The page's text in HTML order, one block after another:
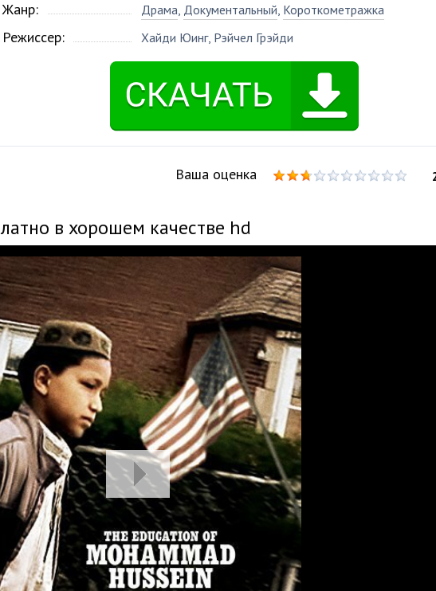
Жанр: Драма, Документальный, Короткометражка
Режиссер: Хайди Юинг, Рэйчел Грэйди
Ваша оценка
в хорошем качестве hd